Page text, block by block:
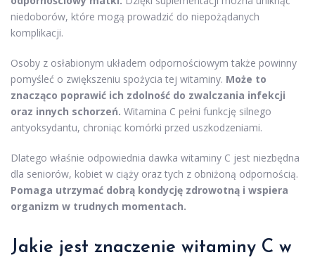
niedoborów, które mogą prowadzić do niepożądanych
komplikacji.
Osoby z osłabionym układem odpornościowym także powinny
pomyśleć o zwiększeniu spożycia tej witaminy. Może to
znacząco poprawić ich zdolność do zwalczania infekcji
oraz innych schorzeń. Witamina C pełni funkcję silnego
antyoksydantu, chroniąc komórki przed uszkodzeniami.
Dlatego właśnie odpowiednia dawka witaminy C jest niezbędna
dla seniorów, kobiet w ciąży oraz tych z obniżoną odpornością.
Pomaga utrzymać dobrą kondycję zdrowotną i wspiera
organizm w trudnych momentach.
Jakie jest znaczenie witaminy C w